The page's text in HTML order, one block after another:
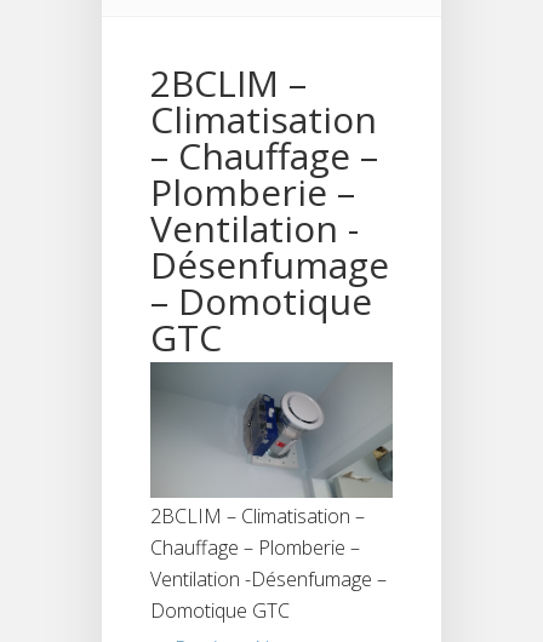
2BCLIM –
Climatisation
– Chauffage –
Plomberie –
Ventilation -
Désenfumage
– Domotique
GTC
2BCLIM – Climatisation –
Chauffage – Plomberie –
Ventilation -Désenfumage –
Domotique GTC